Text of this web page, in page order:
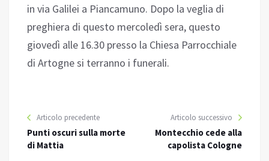
in via Galilei a Piancamuno. Dopo la veglia di
preghiera di questo mercoledì sera, questo
giovedì alle 16.30 presso la Chiesa Parrocchiale
di Artogne si terranno i funerali.
Articolo precedente
Punti oscuri sulla morte
di Mattia
Articolo successivo
Montecchio cede alla
capolista Cologne